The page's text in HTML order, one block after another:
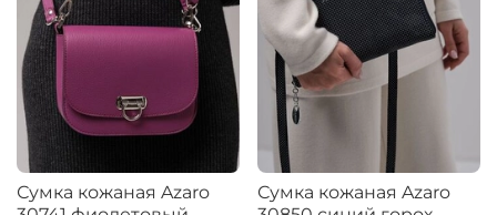
Сумка кожаная Azaro
Сумка кожаная Azaro